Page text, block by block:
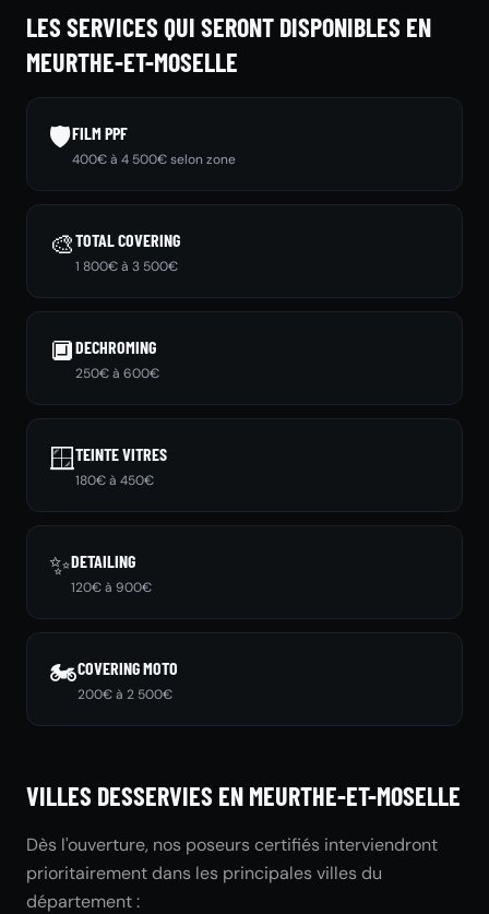
LES SERVICES QUI SERONT DISPONIBLES EN
MEURTHE-ET-MOSELLE
🛡️FILM PPF
400€ à 4 500€ selon zone
🎨TOTAL COVERING
1 800€ à 3 500€
🔲DECHROMING
250€ à 600€
🪟TEINTE VITRES
180€ à 450€
✨DETAILING
120€ à 900€
🏍️COVERING MOTO
200€ à 2 500€
VILLES DESSERVIES EN MEURTHE-ET-MOSELLE
Dès l'ouverture, nos poseurs certifiés interviendront
prioritairement dans les principales villes du
département :